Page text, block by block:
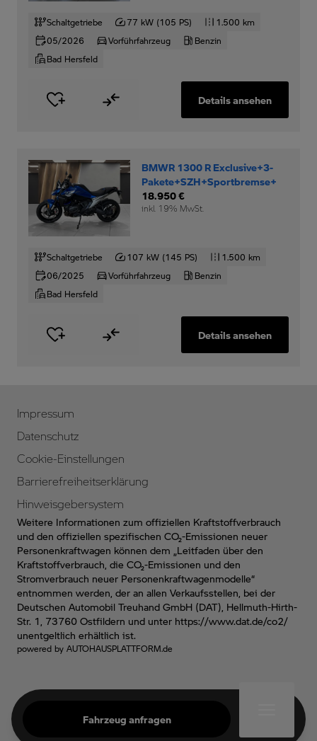
Fahrzeug anfragen
Schaltgetriebe 77 kW (105 PS)
1.500 km
05/2026
Vorführfahrzeug
Benzin
Bad Hersfeld
Details ansehen
BMWR 1300 R Exclusive+3-
Pakete+SZH+Sportbremse+
18.950 €
inkl. 19% MwSt.
Schaltgetriebe 107 kW (145 PS)
1.500 km
06/2025
Vorführfahrzeug
Benzin
Bad Hersfeld
Details ansehen
Impressum
Datenschutz
Cookie-Einstellungen
Barrierefreiheitserklärung
Hinweisgebersystem
Weitere Informationen zum offiziellen Kraftstoffverbrauch
und den offiziellen spezifischen CO₂-Emissionen neuer
Personenkraftwagen können dem „Leitfaden über den
Kraftstoffverbrauch, die CO₂-Emissionen und den
Stromverbrauch neuer Personenkraftwagenmodelle“
entnommen werden, der an allen Verkaufsstellen, bei der
Deutschen Automobil Treuhand GmbH (DAT), Hellmuth-Hirth-
Str. 1, 73760 Ostfildern und unter https://www.dat.de/co2/
unentgeltlich erhältlich ist.
powered by AUTOHAUSPLATTFORM.de